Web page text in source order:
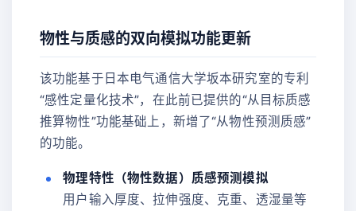
物性与质感的双向模拟功能更新
该功能基于日本电气通信大学坂本研究室的专利
“感性定量化技术”，在此前已提供的“从目标质感
推算物性”功能基础上，新增了“从物性预测质感”
的功能。
物理特性（物性数据）质感预测模拟
用户输入厚度、拉伸强度、克重、透湿量等